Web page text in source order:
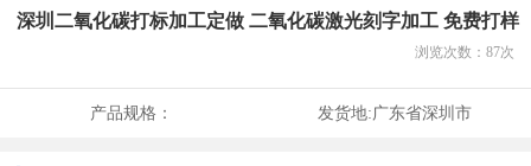
深圳二氧化碳打标加工定做 二氧化碳激光刻字加工 免费打样
浏览次数： 87次
产品规格： 发货地:广东省深圳市